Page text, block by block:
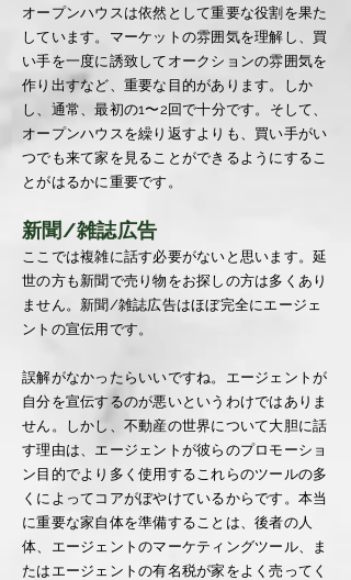
オープンハウスは依然として重要な役割を果た
しています。マーケットの雰囲気を理解し、買
い手を一度に誘致してオークションの雰囲気を
作り出すなど、重要な目的があります。しか
し、通常、最初の1〜2回で十分です。そして、
オープンハウスを繰り返すよりも、買い手がい
つでも来て家を見ることができるようにするこ
とがはるかに重要です。
新聞/雑誌広告
ここでは複雑に話す必要がないと思います。延
世の方も新聞で売り物をお探しの方は多くあり
ません。新聞/雑誌広告はほぼ完全にエージェ
ントの宣伝用です。
誤解がなかったらいいですね。エージェントが
自分を宣伝するのが悪いというわけではありま
せん。しかし、不動産の世界について大胆に話
す理由は、エージェントが彼らのプロモーショ
ン目的でより多く使用するこれらのツールの多
くによってコアがぼやけているからです。本当
に重要な家自体を準備することは、後者の人
体、エージェントのマーケティングツール、ま
たはエージェントの有名税が家をよく売ってく